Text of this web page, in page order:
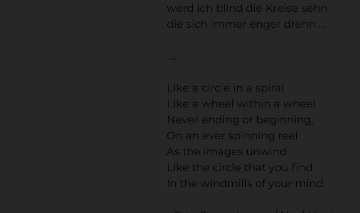
werd ich blind die Kreise sehn
die sich immer enger drehn ...
…
Like a circle in a spiral
Like a wheel within a wheel
Never ending or beginning,
On an ever spinning reel
As the images unwind
Like the circle that you find
In the windmills of your mind